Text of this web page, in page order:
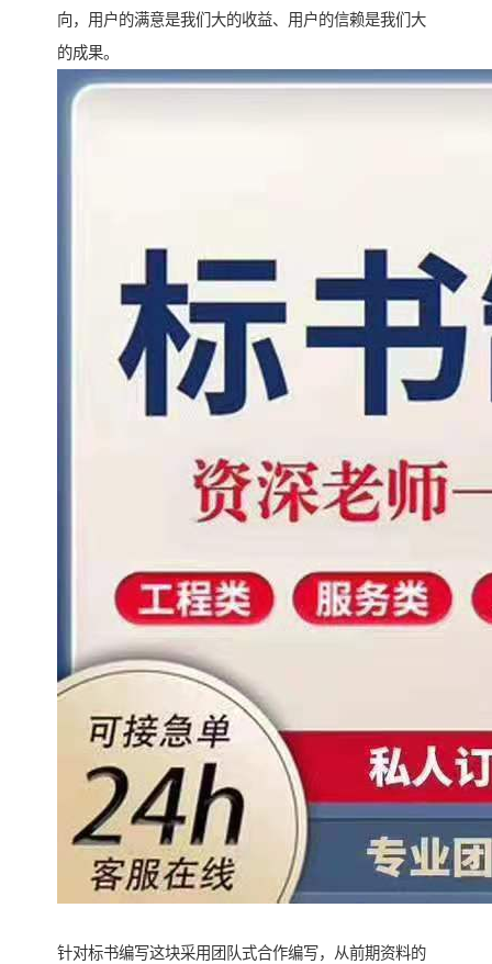
向，用户的满意是我们大的收益、用户的信赖是我们大
的成果。
针对标书编写这块采用团队式合作编写，从前期资料的